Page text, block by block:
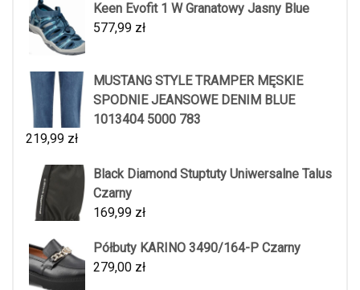
Keen Evofit 1 W Granatowy Jasny Blue
577,99 zł
MUSTANG STYLE TRAMPER MĘSKIE
SPODNIE JEANSOWE DENIM BLUE
1013404 5000 783
219,99 zł
Black Diamond Stuptuty Uniwersalne Talus
Czarny
169,99 zł
Półbuty KARINO 3490/164-P Czarny
279,00 zł